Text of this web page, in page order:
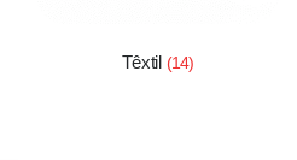
Têxtil (14)